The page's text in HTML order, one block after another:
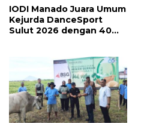
IODI Manado Juara Umum
Kejurda DanceSport
Sulut 2026 dengan 40